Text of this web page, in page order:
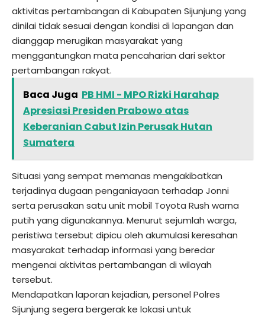
aktivitas pertambangan di Kabupaten Sijunjung yang
dinilai tidak sesuai dengan kondisi di lapangan dan
dianggap merugikan masyarakat yang
menggantungkan mata pencaharian dari sektor
pertambangan rakyat.
Baca Juga PB HMI - MPO Rizki Harahap
Apresiasi Presiden Prabowo atas
Keberanian Cabut Izin Perusak Hutan
Sumatera
Situasi yang sempat memanas mengakibatkan
terjadinya dugaan penganiayaan terhadap Jonni
serta perusakan satu unit mobil Toyota Rush warna
putih yang digunakannya. Menurut sejumlah warga,
peristiwa tersebut dipicu oleh akumulasi keresahan
masyarakat terhadap informasi yang beredar
mengenai aktivitas pertambangan di wilayah
tersebut.
Mendapatkan laporan kejadian, personel Polres
Sijunjung segera bergerak ke lokasi untuk